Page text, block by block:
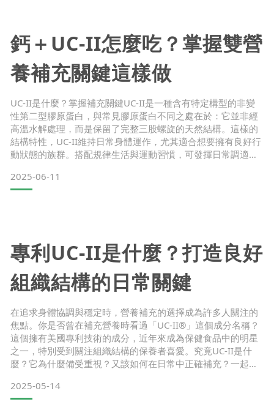
鈣＋UC-II怎麼吃？掌握雙營
養補充關鍵這樣做
UC-II是什麼？掌握補充關鍵UC-II是一種含有特定構型的非變
性第二型膠原蛋白，與常見膠原蛋白不同之處在於：它並非經
高溫水解處理，而是保留了完整三股螺旋的天然結構。這樣的
結構特性，UC-II維持日常身體運作，尤其適合想要擁有良好行
動狀態的族群。搭配規律生活與運動習慣，可發揮日常調適與
II與鈣都常出現在日常營養補充建議中，但兩者所扮演的角色
大不相同：項目UC-II鈣成分來源非變性第二型膠原蛋白礦物質
2025-06-11
專利UC-II是什麼？打造良好
組織結構的日常關鍵
在追求身體協調與穩定時，營養補充的選擇成為許多人關注的
焦點。你是否曾在補充營養時看過「UC-II®」這個成分名稱？
這個擁有美國專利技術的成分，近年來成為保健食品中的明星
之一，特別受到關注組織結構的保養者喜愛。究竟UC-II是什
麼？它為什麼備受重視？又該如何在日常中正確補充？一起來
二型膠原蛋白UC-II®是一種來自雞胸軟骨的非變性第二型膠原
蛋白，最大特色在於使用低溫非變性製程，完整保留了其三股
2025-05-14